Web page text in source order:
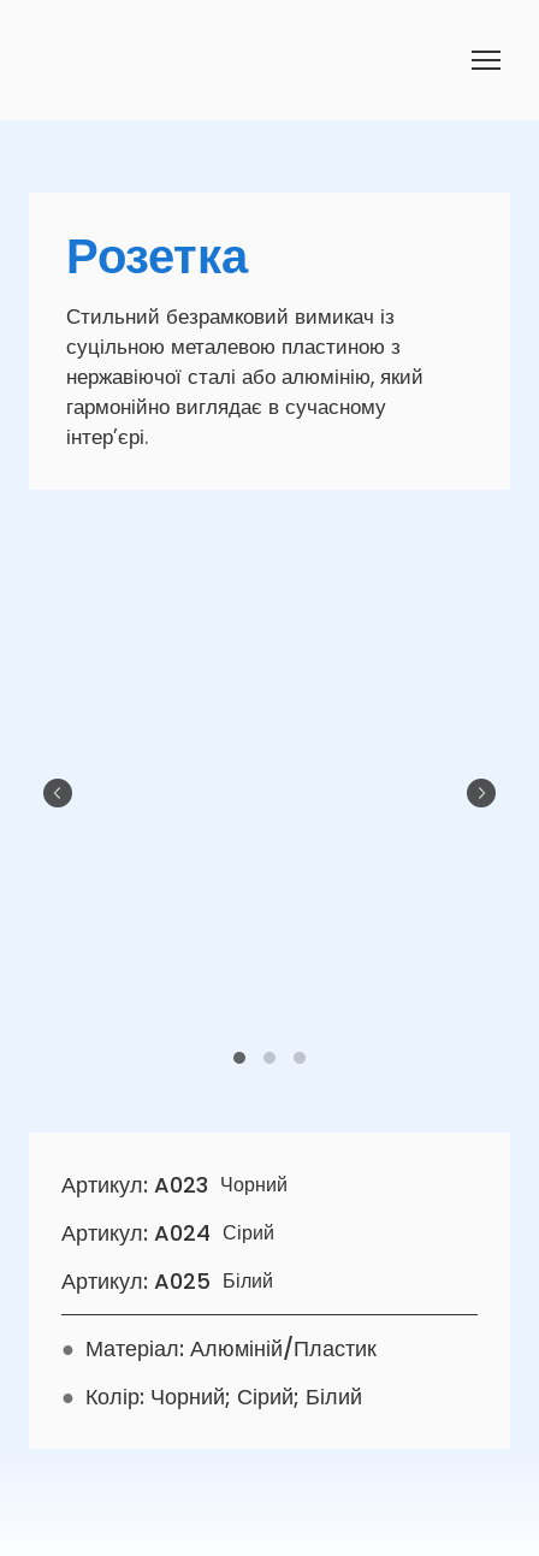
Розетка
Стильний безрамковий вимикач із
суцільною металевою пластиною з
нержавіючої сталі або алюмінію, який
гармонійно виглядає в сучасному
інтер’єрі.
Артикул: A023 Чорний
Артикул: A024 Сірий
Артикул: A025 Білий
● Матеріал: Алюміній/Пластик
● Колір: Чорний; Сірий; Білий